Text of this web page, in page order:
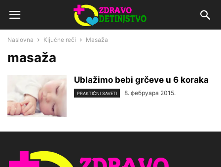
Naslovna Ključne reči Masaža
masaža
Ublažimo bebi grčeve u 6 koraka
PRAKTIČNI SAVETI 8. фебруара 2015.